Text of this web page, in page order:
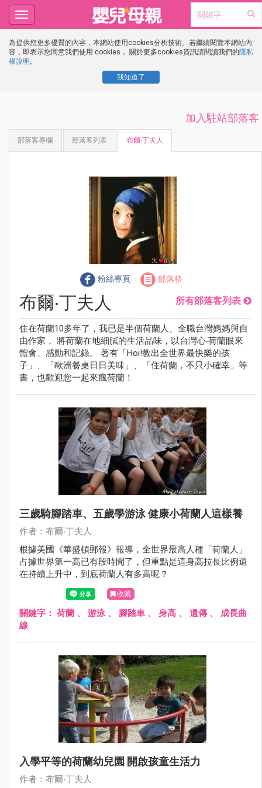
為提供您更多優質的內容，本網站使用cookies分析技術。若繼續閱覽本網站內
容，即表示您同意我們使用 cookies， 關於更多cookies資訊請閱讀我們的隱私
權說明 。
我知道了
Toggle
navigation
加入駐站部落客
部落客專欄 部落客列表 布爾‧丁夫人
粉絲專頁 部落格
布爾‧丁夫人 所有部落客列表
住在荷蘭10多年了，我已是半個荷蘭人、全職台灣媽媽與自
由作家， 將荷蘭在地細膩的生活品味，以台灣心‧荷蘭眼來
體會、感動和記錄。 著有「Hoi!教出全世界最快樂的孩
子」、「歐洲餐桌日日美味」、「住荷蘭，不只小確幸」等
書，也歡迎您一起來瘋荷蘭！
三歲騎腳踏車、五歲學游泳 健康小荷蘭人這樣養
作者：布爾‧丁夫人
根據美國《華盛頓郵報》報導，全世界最高人種「荷蘭人」
占據世界第一高已有段時間了，但重點是這身高拉長比例還
在持續上升中，到底荷蘭人有多高呢？
收藏
關鍵字： 荷蘭 、 游泳 、 腳踏車 、 身高 、 遺傳、 成長曲
線
入學平等的荷蘭幼兒園 開啟孩童生活力
作者：布爾‧丁夫人